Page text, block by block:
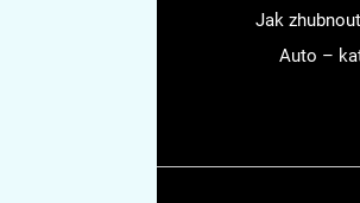
Jak zhubnout
Auto –